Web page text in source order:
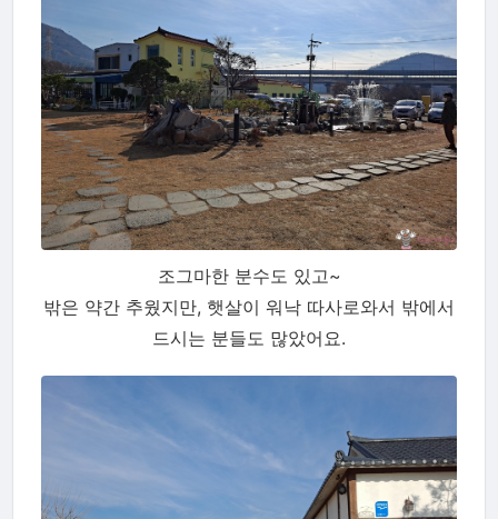
조그마한 분수도 있고~
밖은 약간 추웠지만, 햇살이 워낙 따사로와서 밖에서
드시는 분들도 많았어요.